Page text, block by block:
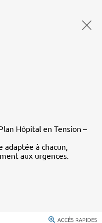
Hôpital en Tension –
adaptée à chacun,
aux urgences.
ACCÈS RAPIDES